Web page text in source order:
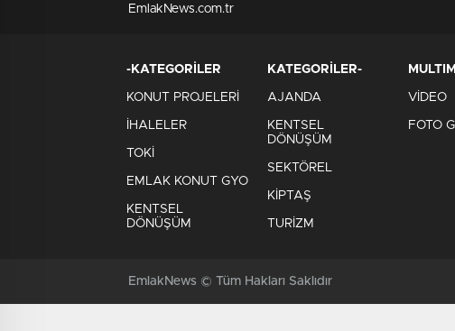
EmlakNews.com.tr
-KATEGORİLER
KONUT PROJELERİ
İHALELER
TOKİ
EMLAK KONUT GYO
KENTSEL
DÖNÜŞÜM
KATEGORİLER-
AJANDA
KENTSEL
DÖNÜŞÜM
SEKTÖREL
KİPTAŞ
TURİZM
VİDEO
FOTO
EmlakNews © Tüm Hakları Saklıdır